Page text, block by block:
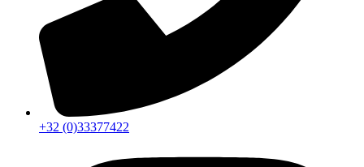
+32 (0)33377422